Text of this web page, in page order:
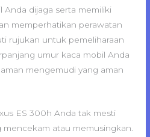
Anda dijaga serta memiliki
memperhatikan perawatan
rujukan untuk pemeliharaan
umur kaca mobil Anda
mengemudi yang aman
ES 300h Anda tak mesti
atau memusingkan.